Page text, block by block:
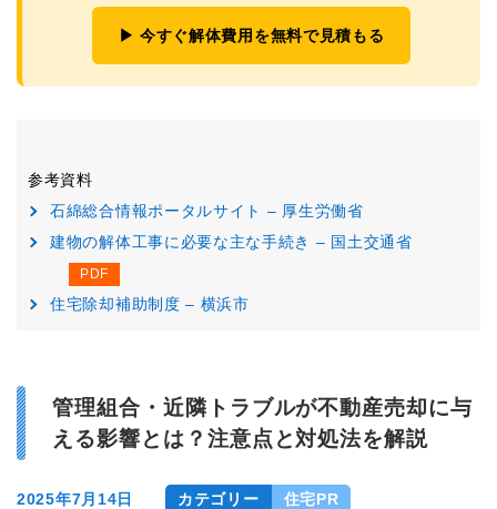
▶ 今すぐ解体費用を無料で見積もる
参考資料
石綿総合情報ポータルサイト – 厚生労働省
建物の解体工事に必要な主な手続き – 国土交通省
住宅除却補助制度 – 横浜市
管理組合・近隣トラブルが不動産売却に与
える影響とは？注意点と対処法を解説
2025年7月14日 カテゴリー 住宅PR